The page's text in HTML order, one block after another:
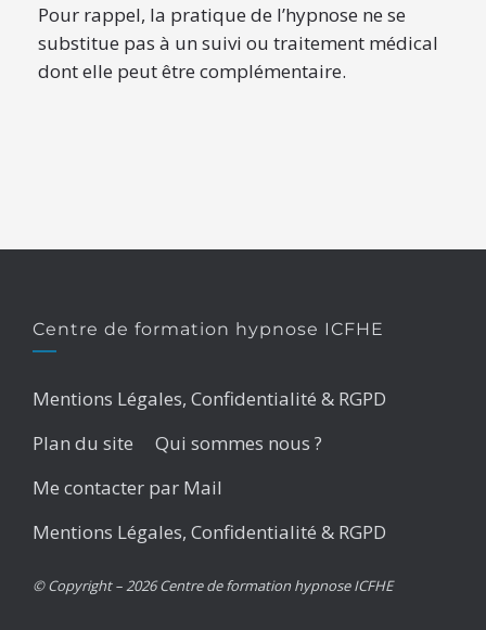
Pour rappel, la pratique de l’hypnose ne se
substitue pas à un suivi ou traitement médical
dont elle peut être complémentaire.
Centre de formation hypnose ICFHE
Mentions Légales, Confidentialité & RGPD
Plan du site
Qui sommes nous ?
Me contacter par Mail
Mentions Légales, Confidentialité & RGPD
© Copyright – 2026 Centre de formation hypnose ICFHE